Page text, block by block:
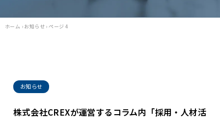
ホーム › お知らせ › ページ 4
お知らせ
株式会社CREXが運営するコラム内「採用・人材活